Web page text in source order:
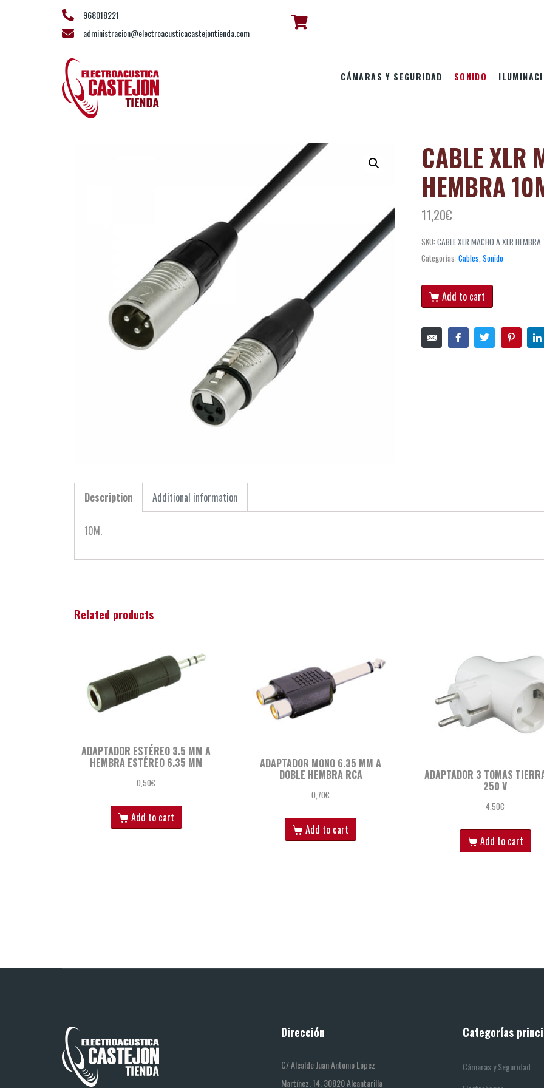
968018221
administracion@electroacusticacastejontienda.com
CÁMARAS Y SEGURIDAD SONIDO
CABLE XLR
HEMBRA
11,20€
SKU: CABLE XLR MACHO A XLR
Categorías: Cables, Sonido
Add to cart
Description Additional information
10M.
Related products
ADAPTADOR ESTÉREO 3.5 MM A
HEMBRA ESTÉREO 6.35 MM
0,50€
Add to cart
ADAPTADOR MONO 6.35 MM A
DOBLE HEMBRA RCA
0,70€
Add to cart
ADAPTADOR 3 TOMAS
250 V
4,50€
Add to cart
Dirección
C/ Alcalde Juan Antonio López
Martínez, 14. 30820 Alcantarilla
Categorías
Cámaras y Seguridad